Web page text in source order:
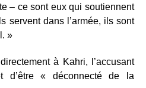
– ce sont eux qui soutiennent
servent dans l’armée, ils sont
»
à Kahri, l’accusant
d’être « déconnecté de la